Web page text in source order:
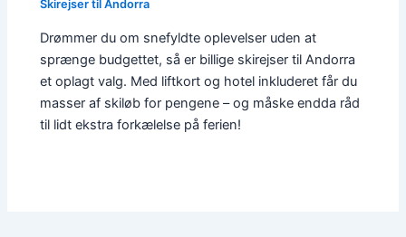
Skirejser til Andorra
Drømmer du om snefyldte oplevelser uden at
sprænge budgettet, så er billige skirejser til Andorra
et oplagt valg. Med liftkort og hotel inkluderet får du
masser af skiløb for pengene – og måske endda råd
til lidt ekstra forkælelse på ferien!